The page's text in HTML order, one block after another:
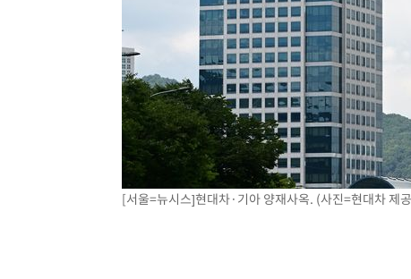
[서울=뉴시스]현대차·기아 양재사옥. (사진=현대차 제